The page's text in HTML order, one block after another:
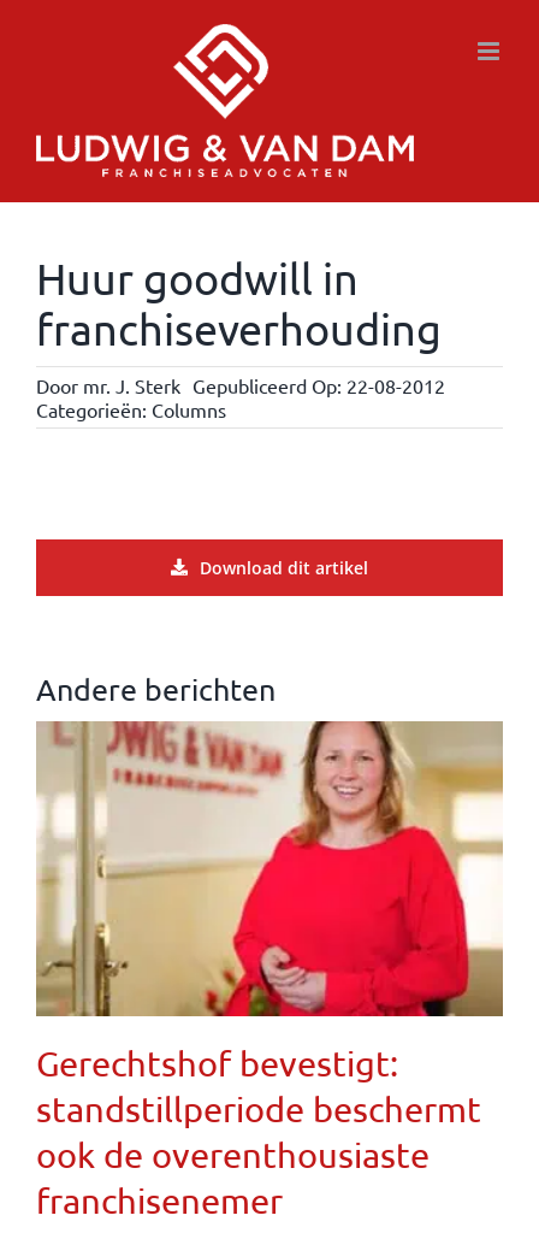
Huur goodwill in
franchiseverhouding
Door mr. J. Sterk Gepubliceerd Op: 22-08-2012
Categorieën: Columns
Download dit artikel
Andere berichten
Gerechtshof bevestigt:
standstillperiode beschermt
ook de overenthousiaste
franchisenemer